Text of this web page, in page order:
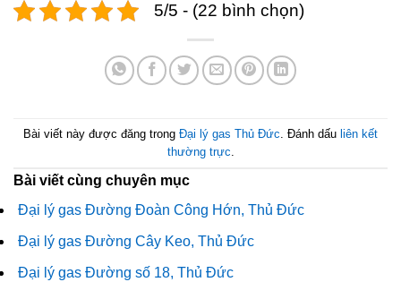
5/5 - (22 bình chọn)
Bài viết này được đăng trong Đại lý gas Thủ Đức . Đánh dấu liên kết
thường trực
Bài viết cùng chuyên mục
Đại lý gas Đường Đoàn Công Hớn, Thủ Đức
Đại lý gas Đường Cây Keo, Thủ Đức
Đại lý gas Đường số 18, Thủ Đức